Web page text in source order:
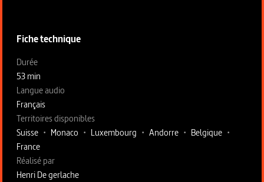
Fiche technique
Fiche technique section gauche
Durée
53 min
Langue audio
Français
Territoires disponibles
Suisse • Monaco • Luxembourg • Andorre • Belgique •
France
Fiche technique section droite
Réalisé par
Henri De gerlache